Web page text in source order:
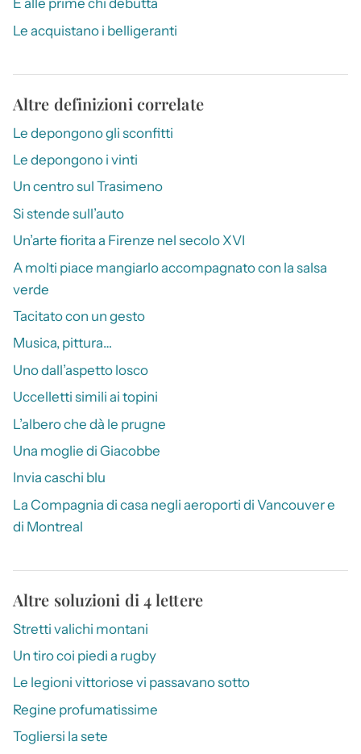
È alle prime chi debutta
Le acquistano i belligeranti
Altre definizioni correlate
Le depongono gli sconfitti
Le depongono i vinti
Un centro sul Trasimeno
Si stende sull’auto
Un’arte fiorita a Firenze nel secolo XVI
A molti piace mangiarlo accompagnato con la salsa
verde
Tacitato con un gesto
Musica, pittura…
Uno dall’aspetto losco
Uccelletti simili ai topini
L’albero che dà le prugne
Una moglie di Giacobbe
Invia caschi blu
La Compagnia di casa negli aeroporti di Vancouver e
di Montreal
Altre soluzioni di 4 lettere
Stretti valichi montani
Un tiro coi piedi a rugby
Le legioni vittoriose vi passavano sotto
Regine profumatissime
Togliersi la sete